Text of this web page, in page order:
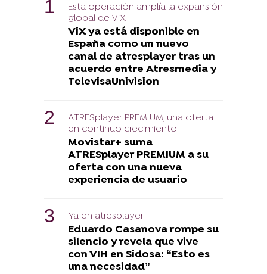
Esta operación amplía la expansión
global de ViX
ViX ya está disponible en
España como un nuevo
canal de atresplayer tras un
acuerdo entre Atresmedia y
TelevisaUnivision
ATRESplayer PREMIUM, una oferta
en continuo crecimiento
Movistar+ suma
ATRESplayer PREMIUM a su
oferta con una nueva
experiencia de usuario
Ya en atresplayer
Eduardo Casanova rompe su
silencio y revela que vive
con VIH en Sidosa: “Esto es
una necesidad”